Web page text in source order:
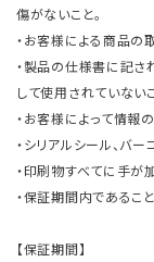
傷がないこと。
・お客様による商品の
・製品の仕様書に記
して使用されていないこ
・お客様によって情報
・シリアルシール、バ
・印刷物すべてに手が
・保証期間内であること
【保証期間】